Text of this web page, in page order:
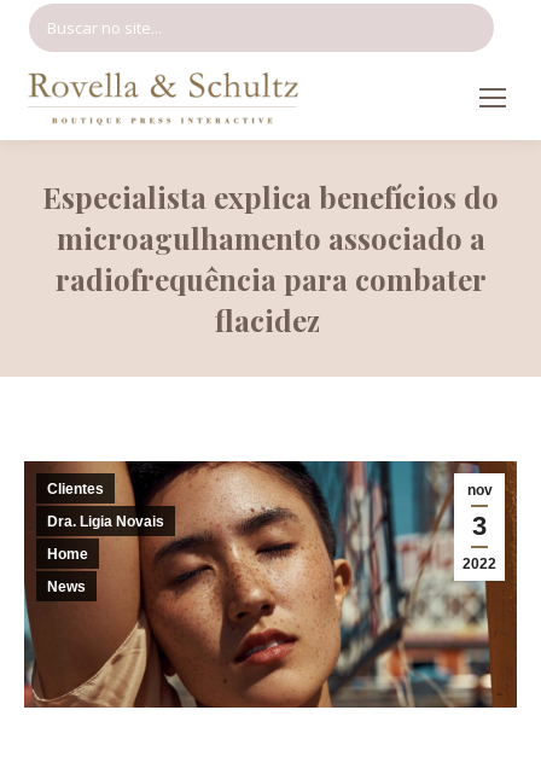
Especialista explica benefícios do
microagulhamento associado a
radiofrequência para combater
flacidez
nov
3
2022
Clientes
Dra. Ligia Novais
Home
News